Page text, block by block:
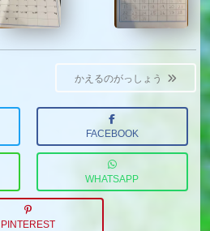
かえるのがっしょう
FACEBOOK
WHATSAPP
PINTEREST